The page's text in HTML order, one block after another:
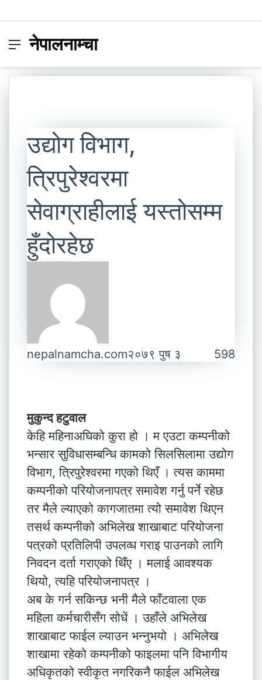
Menu
नेपालनाम्चा
उद्योग विभाग,
त्रिपुरेश्वरमा
सेवाग्राहीलाई यस्तोसम्म
हुँदोरहेछ
nepalnamcha.com२०७९ पुष ३ 598
मुकुन्द हटुवाल
केहि महिनाअघिको कुरा हो । म एउटा कम्पनीको
भन्सार सुविधासम्बन्धि कामको सिलसिलामा उद्योग
विभाग, त्रिपुरेश्वरमा गएको थिएँ । त्यस काममा
कम्पनीको परियोजनापत्र समावेश गर्नु पर्ने रहेछ
तर मैले ल्याएको कागजातमा त्यो समावेश थिएन
तसर्थ कम्पनीको अभिलेख शाखाबाट परियोजना
पत्रको प्रतिलिपी उपलव्ध गराइ पाउनको लागि
निवदन दर्ता गराएको थिँए । मलाई आवश्यक
थियो, त्यहि परियोजनापत्र ।
अब के गर्न सकिन्छ भनी मैले फाँटवाला एक
महिला कर्मचारीसँग सोधें । उहाँले अभिलेख
शाखाबाट फाईल ल्याउन भन्नुभयो । अभिलेख
शाखामा रहेको कम्पनीको फाइलमा पनि विभागीय
अधिकृतको स्वीकृत नगरिकनै फाईल अभिलेख